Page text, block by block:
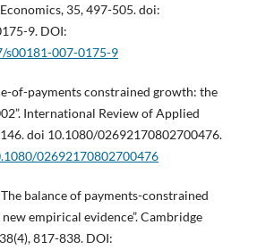
35, 497-505. doi:
9. DOI:
s00181-007-0175-9
of-payments constrained growth: the
International Review of Applied
doi 10.1080/02692170802700476.
02692170802700476
balance of payments-constrained
empirical evidence”. Cambridge
817-838. DOI: